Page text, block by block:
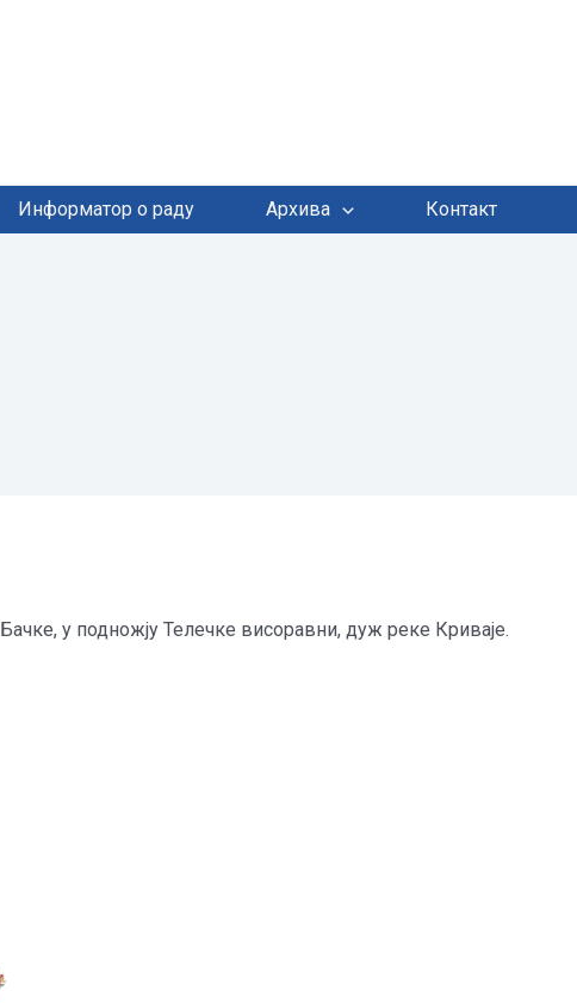
Информатор о раду Архива Контакт
у подножју Телечке висоравни, дуж реке Криваје.